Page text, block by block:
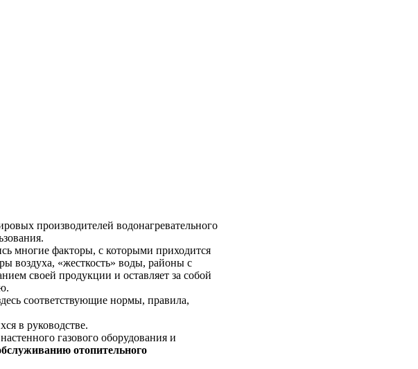
производителей водонагревательного
многие факторы, с которыми приходится
воздуха, «жесткость» воды, районы с
своей продукции и оставляет за собой
соответствующие нормы, правила,
в руководстве.
газового оборудования и
отопительного